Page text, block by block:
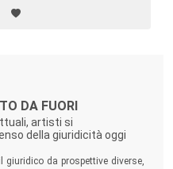
di commisurazione della pena
sostanziale di giustizia – ha,
DA FUORI
artisti si
della giuridicità oggi
giuridico da prospettive diverse,